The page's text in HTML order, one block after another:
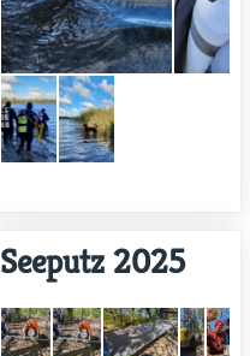
Seeputz 2025